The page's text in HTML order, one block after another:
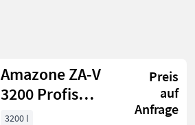
Amazone ZA-V
3200 Profis
Tronic
Preis
auf
Anfrage
3200 l